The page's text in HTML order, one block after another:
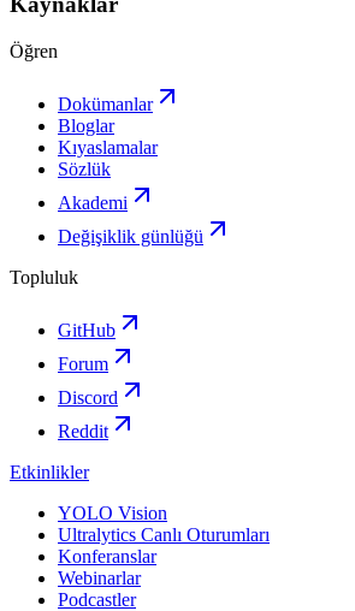
Öğren
Dokümanlar
Bloglar
Kıyaslamalar
Sözlük
Akademi
Değişiklik günlüğü
Topluluk
GitHub
Forum
Discord
Reddit
Etkinlikler
YOLO Vision
Ultralytics Canlı Oturumları
Konferanslar
Webinarlar
Podcastler